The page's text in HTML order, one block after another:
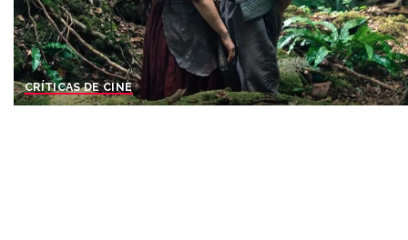
CRÍTICAS DE CINE